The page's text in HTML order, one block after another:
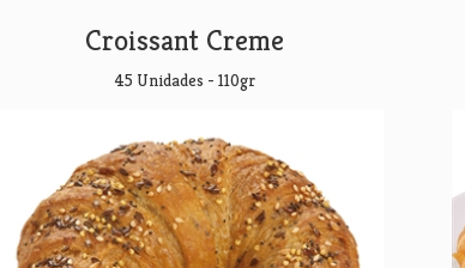
Croissant Creme
45 Unidades - 110gr